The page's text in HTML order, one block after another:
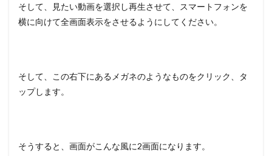
そして、見たい動画を選択し再生させて、スマートフォンを
横に向けて全画面表示をさせるようにしてください。
そして、この右下にあるメガネのようなものをクリック、タ
ップします。
そうすると、画面がこんな風に2画面になります。